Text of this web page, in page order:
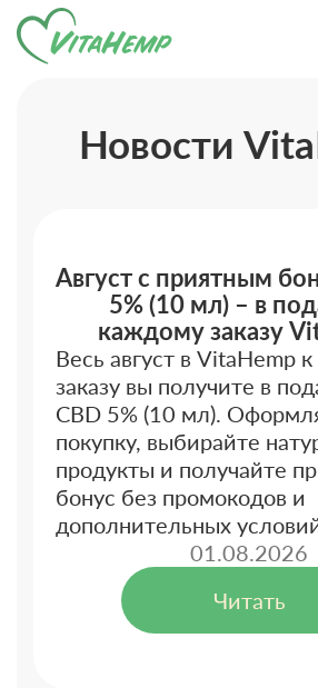
Новости
Август с приятным
5% (10 мл) – в
каждому заказу
Весь август в VitaHemp
заказу вы получите в
CBD 5% (10 мл).
покупку, выбирайте
продукты и получайте
бонус без промокодов и
дополнительных
01.08.2026
Читать